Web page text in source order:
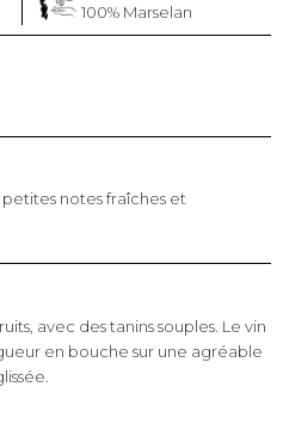
100% Marselan
notes fraîches et
avec des tanins souples. Le vin
en bouche sur une agréable